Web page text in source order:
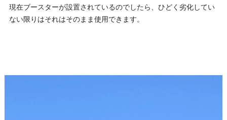
現在ブースターが設置されているのでしたら、ひどく劣化してい
ない限りはそれはそのまま使用できます。